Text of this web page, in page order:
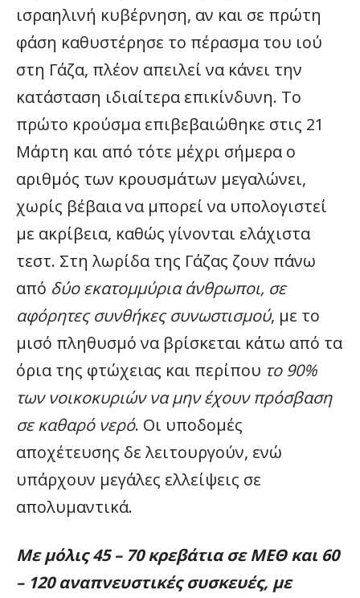
ισραηλινή κυβέρνηση, αν και σε πρώτη
φάση καθυστέρησε το πέρασμα του ιού
στη Γάζα, πλέον απειλεί να κάνει την
κατάσταση ιδιαίτερα επικίνδυνη. Το
πρώτο κρούσμα επιβεβαιώθηκε στις 21
Μάρτη και από τότε μέχρι σήμερα ο
αριθμός των κρουσμάτων μεγαλώνει,
χωρίς βέβαια να μπορεί να υπολογιστεί
με ακρίβεια, καθώς γίνονται ελάχιστα
τεστ. Στη λωρίδα της Γάζας ζουν πάνω
από δύο εκατομμύρια άνθρωποι, σε
αφόρητες συνθήκες συνωστισμού, με το
μισό πληθυσμό να βρίσκεται κάτω από τα
όρια της φτώχειας και περίπου το 90%
των νοικοκυριών να μην έχουν πρόσβαση
σε καθαρό νερό. Οι υποδομές
αποχέτευσης δε λειτουργούν, ενώ
υπάρχουν μεγάλες ελλείψεις σε
απολυμαντικά.
Με μόλις 45 – 70 κρεβάτια σε ΜΕΘ και 60
– 120 αναπνευστικές συσκευές, με